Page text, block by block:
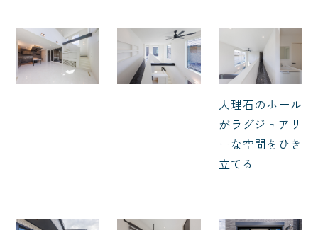
大理石のホール
がラグジュアリ
ーな空間をひき
立てる